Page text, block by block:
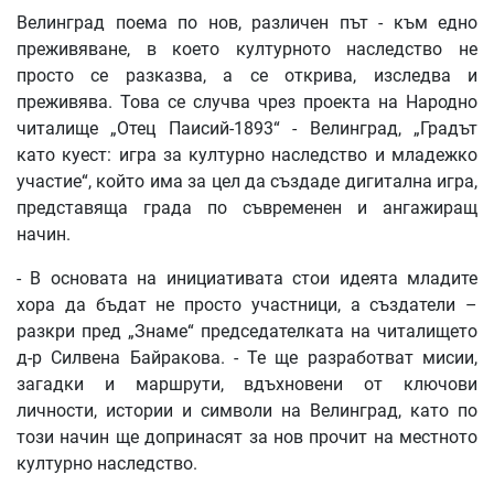
Велинград поема по нов, различен път - към едно
преживяване, в което културното наследство не
просто се разказва, а се открива, изследва и
преживява. Това се случва чрез проекта на Народно
читалище „Отец Паисий-1893“ - Велинград, „Градът
като куест: игра за културно наследство и младежко
участие“, който има за цел да създаде дигитална игра,
представяща града по съвременен и ангажиращ
начин.
- В основата на инициативата стои идеята младите
хора да бъдат не просто участници, а създатели –
разкри пред „Знаме“ председателката на читалището
д-р Силвена Байракова. - Те ще разработват мисии,
загадки и маршрути, вдъхновени от ключови
личности, истории и символи на Велинград, като по
този начин ще допринасят за нов прочит на местното
културно наследство.